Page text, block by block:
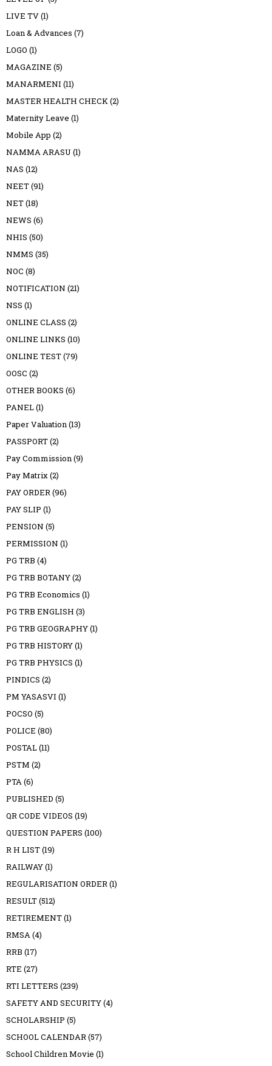
LIVE TV(1)
Loan & Advances (7)
LOGO (1)
MAGAZINE (5)
MANARMENI (11)
MASTER HEALTH CHECK(2)
Maternity Leave (1)
Mobile App (2)
NAMMA ARASU (1)
NAS (12)
NEET(91)
NET(18)
NEWS (6)
NHIS (50)
NMMS (35)
NOC (8)
NOTIFICATION (21)
NSS (1)
ONLINE CLASS (2)
ONLINE LINKS (10)
ONLINE TEST(79)
OOSC (2)
OTHER BOOKS (6)
PANEL(1)
Paper Valuation(13)
PASSPORT(2)
Pay Commission(9)
Pay Matrix(2)
PAY ORDER(96)
PAY SLIP (1)
PENSION (5)
PERMISSION (1)
PG TRB (4)
PG TRB BOTANY(2)
PG TRB Economics (1)
PG TRB ENGLISH (3)
PG TRB GEOGRAPHY(1)
PG TRB HISTORY(1)
PG TRB PHYSICS (1)
PINDICS (2)
PM YASASVI (1)
POCSO (5)
POLICE (80)
POSTAL(11)
PSTM (2)
PTA(6)
PUBLISHED (5)
QR CODE VIDEOS (19)
QUESTION PAPERS (100)
R H LIST(19)
RAILWAY(1)
REGULARISATION ORDER(1)
RESULT(512)
RETIREMENT(1)
RMSA(4)
RRB (17)
RTE (27)
RTI LETTERS (239)
SAFETY AND SECURITY(4)
SCHOLARSHIP (5)
SCHOOL CALENDAR(57)
School Children Movie (1)